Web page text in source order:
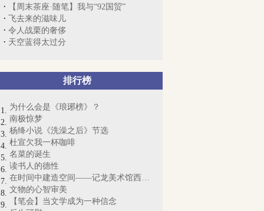
【周末茶座·随笔】我与“92国贸”
飞去来的滋味儿
令人战栗的奢侈
天空蓝得太过分
排行榜
为什么会是《琅琊榜》？
南极惊梦
杨绛小说《洗澡之后》节选
杜宣欠我一杯咖啡
名菜的诞生
读书人的德性
在时间中建造空间——记龙美术馆西岸馆
文物的心智审美
【笔会】当文学成为一种信念